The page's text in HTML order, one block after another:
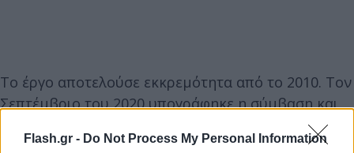
Flash.gr - Do Not Process My Personal Information
Το έργο αποτελούσε εκκρεμότητα από το 2010. Τον
Σεπτέμβριο του 2020 υπογράφηκε η σύμβαση και
σήμερα αποδόθηκε στην κυκλοφορία το τμήμα της
διαπλάτυνσης από 6,5 μ. στα 11 μ. σε όλο το μήκος